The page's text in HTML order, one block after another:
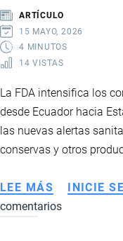
ARTÍCULO
15 MAYO, 2026
4 MINUTOS
14 VISTAS
La FDA intensifica los
desde Ecuador hacia
las nuevas alertas
conservas y otros
LEE MÁS SOBRE
FDA
INICIE
comentarios